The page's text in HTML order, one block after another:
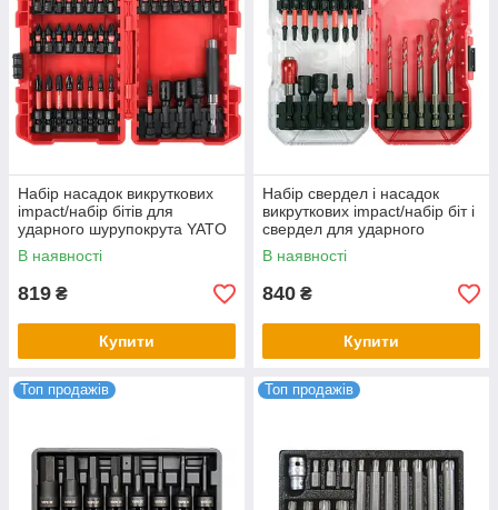
Набір насадок викруткових
impact/набір бітів для
ударного шурупокрута YATO
1/4" з тримачем 37 шт YT-
04616
В наявності
819 ₴
Купити
Набір свердел і насадок
викруткових impact/набір біт і
свердел для ударного
шурупокрута YATO 1/4" з
тримачем 18 шт YT-04615
В наявності
840 ₴
Купити
Топ продажів Топ продажів